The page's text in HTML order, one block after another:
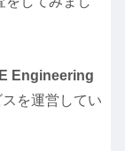
Engineering
を運営してい